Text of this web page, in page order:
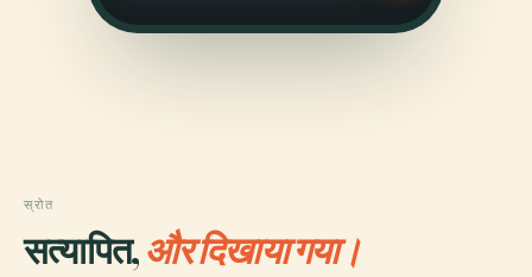
स्रोत
सत्यापित,और दिखाया गया।